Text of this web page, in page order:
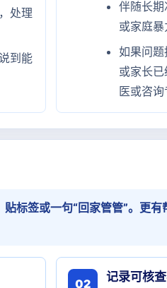
处理
到能
伴随长
或家庭暴
如果问题
或家长
医或咨询
标签或一句“回家管管”。更
02
记录可核